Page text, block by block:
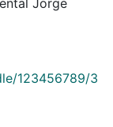
123456789/3